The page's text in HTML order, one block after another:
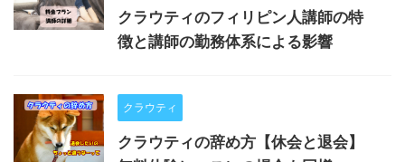
クラウティのフィリピン人講師の特
徴と講師の勤務体系による影響
クラウティ
クラウティの辞め方【休会と退会】